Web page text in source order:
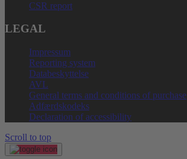
CSR report
LEGAL
Impressum
Reporting system
Databeskyttelse
AVL
General terms and conditions of purchase
Adfærdskodeks
Declaration of accessibility
Scroll to top